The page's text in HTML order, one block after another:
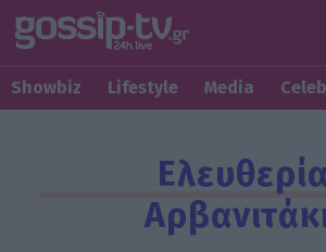
Showbiz Lifestyle Media
Ελευθερία